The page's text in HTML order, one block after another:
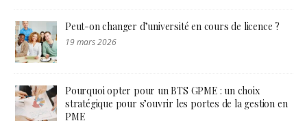
Peut-on changer d’université en cours de licence ?
19 mars 2026
Pourquoi opter pour un BTS GPME : un choix
stratégique pour s’ouvrir les portes de la gestion en
PME